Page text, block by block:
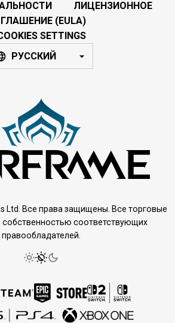
ЛИЦЕНЗИОННОЕ
(EULA)
SETTINGS
РУССКИЙ
Ltd. Все права защищены. Все торговые
собственностью соответствующих
правообладателей.